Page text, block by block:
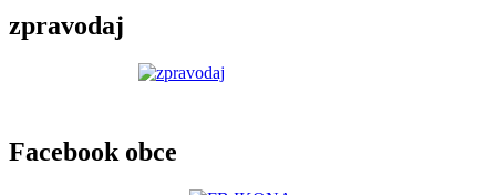
zpravodaj
Facebook obce